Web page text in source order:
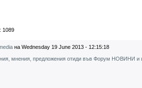
1089
на Wednesday 19 June 2013 - 12:15:18
мнения, предложения отиди във Форум НОВИНИ и